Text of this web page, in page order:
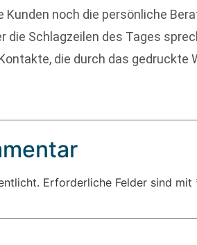
noch die persönliche
die Schlagzeilen des Tages
die durch das gedruckte
Erforderliche Felder sind mit